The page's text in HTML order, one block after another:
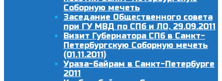
Соборную мечеть
Заседание Общественного совета
при ГУ МВД по СПб и ЛО, 29.09.2011
Визит Губернатора СПб в Санкт-
Петербургскую Соборную мечеть
(01.11.2011)
Ураза-байрам в Санкт-Петербурге
2011